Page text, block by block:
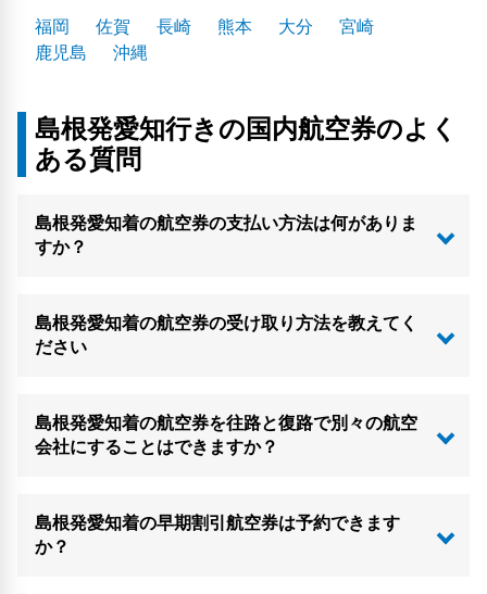
福岡 佐賀 長崎 熊本 大分
宮崎
鹿児島
沖縄
島根発愛知行きの国内航空券のよく
ある質問
島根発愛知着の航空券の支払い方法は何がありま
すか？
島根発愛知着の航空券の受け取り方法を教えてく
ださい
島根発愛知着の航空券を往路と復路で別々の航空
会社にすることはできますか？
島根発愛知着の早期割引航空券は予約できます
か？